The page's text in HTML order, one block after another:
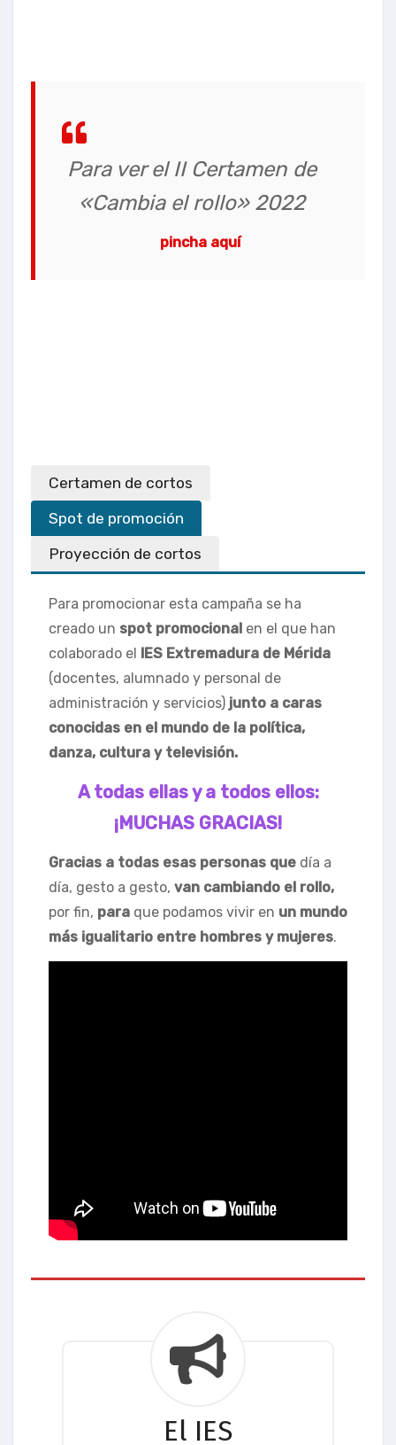
Para ver el II Certamen de
«Cambia el rollo» 2022
pincha aquí
Certamen de cortos
Spot de promoción
Proyección de cortos
Para promocionar esta campaña se ha
creado un spot promocional en el que han
colaborado el IES Extremadura de Mérida
(docentes, alumnado y personal de
administración y servicios) junto a caras
conocidas en el mundo de la política,
danza, cultura y televisión.
A todas ellas y a todos ellos:
¡MUCHAS GRACIAS!
Gracias a todas esas personas que día a
día, gesto a gesto, van cambiando el rollo,
por fin, para que podamos vivir en un mundo
más igualitario entre hombres y mujeres.
El IES